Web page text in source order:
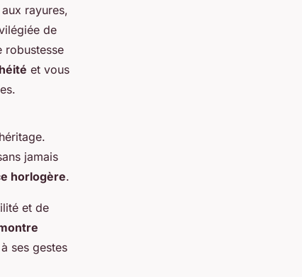
rayures,
de
robustesse
et vous
jamais
horlogère.
et de
ses gestes